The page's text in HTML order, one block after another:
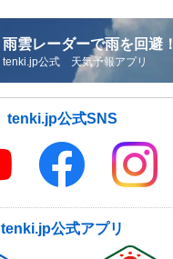
雨雲レーダーで雨を回避！
tenki.jp公式 天気予報アプリ
tenki.jp公式SNS
tenki.jp公式アプリ